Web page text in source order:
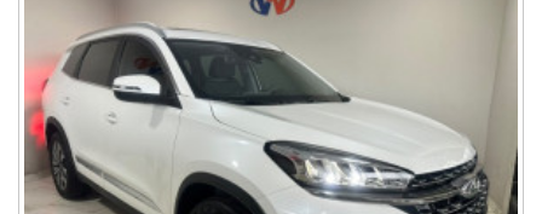
Calotas
Câmbio Dualogic
Câmera de ré
Capota marítima
CarPlay
CD e MP3 Player